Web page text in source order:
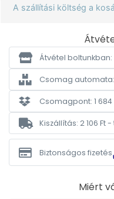
A szállítási költség a
Átvétel
Csomag automata:
Csomagpont: 1 684
Kiszállítás: 2 106 Ft -
Biztonságos fizetés
Miért